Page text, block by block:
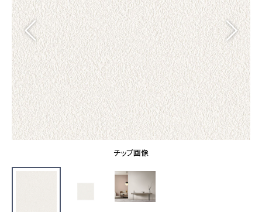
ブランド・コレクション
Lilycolor Coordinate 着せ替えシミュレーション
カーテン
床材
サステナブル商品
ノンワックス床タイル
壁紙機能性ガイド
施工事例 トップ
医療・福祉施設
ホテル・オフィス・店舗
モデルハウス
新築戸建・マンション
#リリカラのある暮らし
リリカラノート
ショールーム
ショールーム トップ
東京ショールーム
大阪ショールーム
お客様サポート
お客様サポート トップ
画像ダウンロード
非住宅案件に関するお問い合わせ
チップ画像